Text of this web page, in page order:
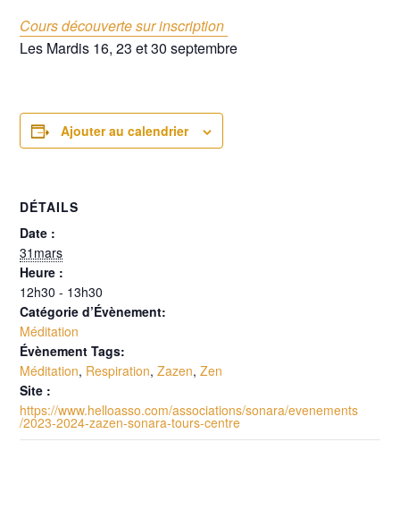
Cours découverte sur inscription
Les Mardis 16, 23 et 30 septembre
Ajouter au calendrier
DÉTAILS
Date :
31mars
Heure :
12h30 - 13h30
Catégorie d’Évènement:
Méditation
Évènement Tags:
Méditation, Respiration,Zazen,Zen
Site :
https://www.helloasso.com/associations/sonara/evenements
/2023-2024-zazen-sonara-tours-centre